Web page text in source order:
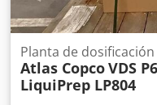
Planta de
Atlas CopcoVDS
LiquiPrep LP804